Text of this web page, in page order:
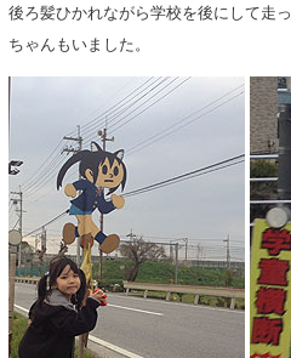
後ろ髪ひかれながら学校を後にして走
ちゃんもいました。